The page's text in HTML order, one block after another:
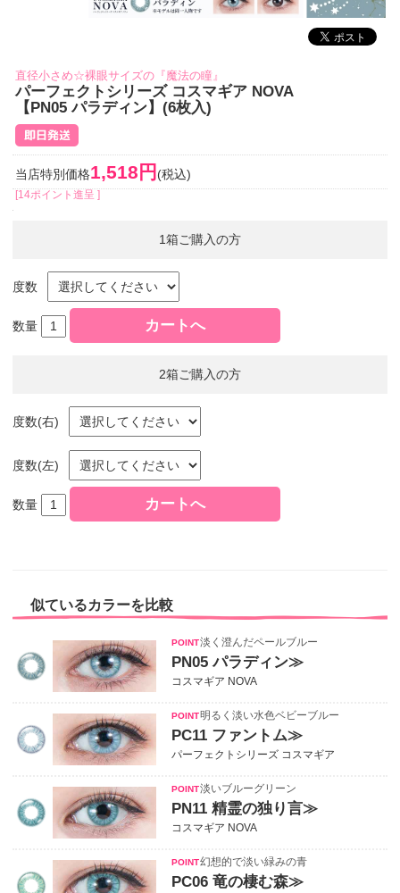
直径小さめ☆裸眼サイズの『魔法の瞳』
パーフェクトシリーズ コスマギア NOVA
【PN05 パラディン】(6枚入)
当店特別価格1,518円 (税込)
[14ポイント進呈 ]
1箱ご購入の方
度数
数量
2箱ご購入の方
度数(右)
度数(左)
数量
似ているカラーを比較
淡く澄んだペールブルー
PN05 パラディン≫
コスマギア NOVA
明るく淡い水色ベビーブルー
PC11 ファントム≫
パーフェクトシリーズ コスマギア
淡いブルーグリーン
PN11 精霊の独り言≫
コスマギア NOVA
幻想的で淡い緑みの青
PC06 竜の棲む森≫